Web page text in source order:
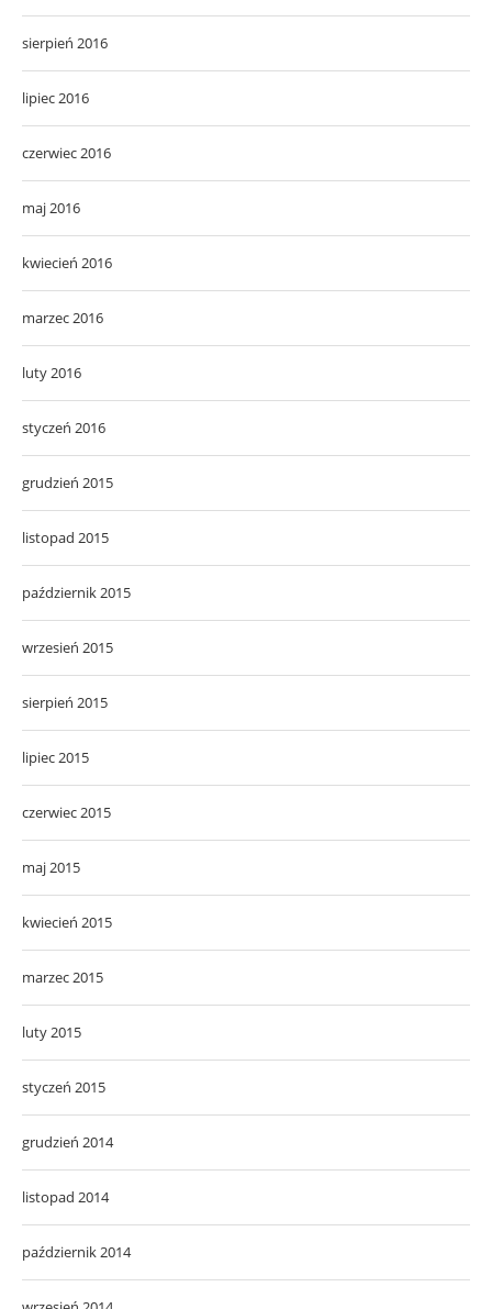
sierpień 2016
lipiec 2016
czerwiec 2016
maj 2016
kwiecień 2016
marzec 2016
luty 2016
styczeń 2016
grudzień 2015
listopad 2015
październik 2015
wrzesień 2015
sierpień 2015
lipiec 2015
czerwiec 2015
maj 2015
kwiecień 2015
marzec 2015
luty 2015
styczeń 2015
grudzień 2014
listopad 2014
październik 2014